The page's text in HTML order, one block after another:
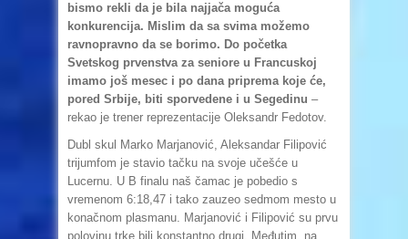
bismo rekli da je bila najjača moguća
konkurencija. Mislim da sa svima možemo
ravnopravno da se borimo. Do početka
Svetskog prvenstva za seniore u Francuskoj
imamo još mesec i po dana priprema koje će,
pored Srbije, biti sporvedene i u Segedinu –
rekao je trener reprezentacije Oleksandr Fedotov.
Dubl skul Marko Marjanović, Aleksandar Filipović
trijumfom je stavio tačku na svoje učešće u
Lucernu. U B finalu naš čamac je pobedio s
vremenom 6:18,47 i tako zauzeo sedmom mesto u
konačnom plasmanu. Marjanović i Filipović su prvu
polovinu trke bili konstantno drugi. Međutim, na